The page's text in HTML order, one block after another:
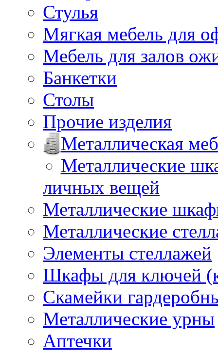
Стулья
Мягкая мебель для
Мебель для залов
Банкетки
Столы
Прочие изделия
Металлическая
Металлические
личных вещей
Металлические
Металлические
Элементы стеллажей
Шкафы для ключей
Скамейки
Металлические урны
Аптечки